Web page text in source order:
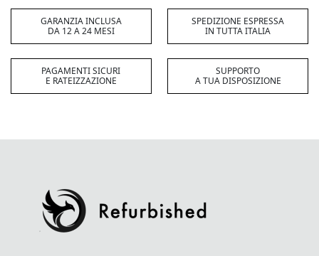
GARANZIA INCLUSA
DA 12 A 24 MESI
SPEDIZIONE ESPRESSA
IN TUTTA ITALIA
PAGAMENTI SICURI
E RATEIZZAZIONE
SUPPORTO
A TUA DISPOSIZIONE